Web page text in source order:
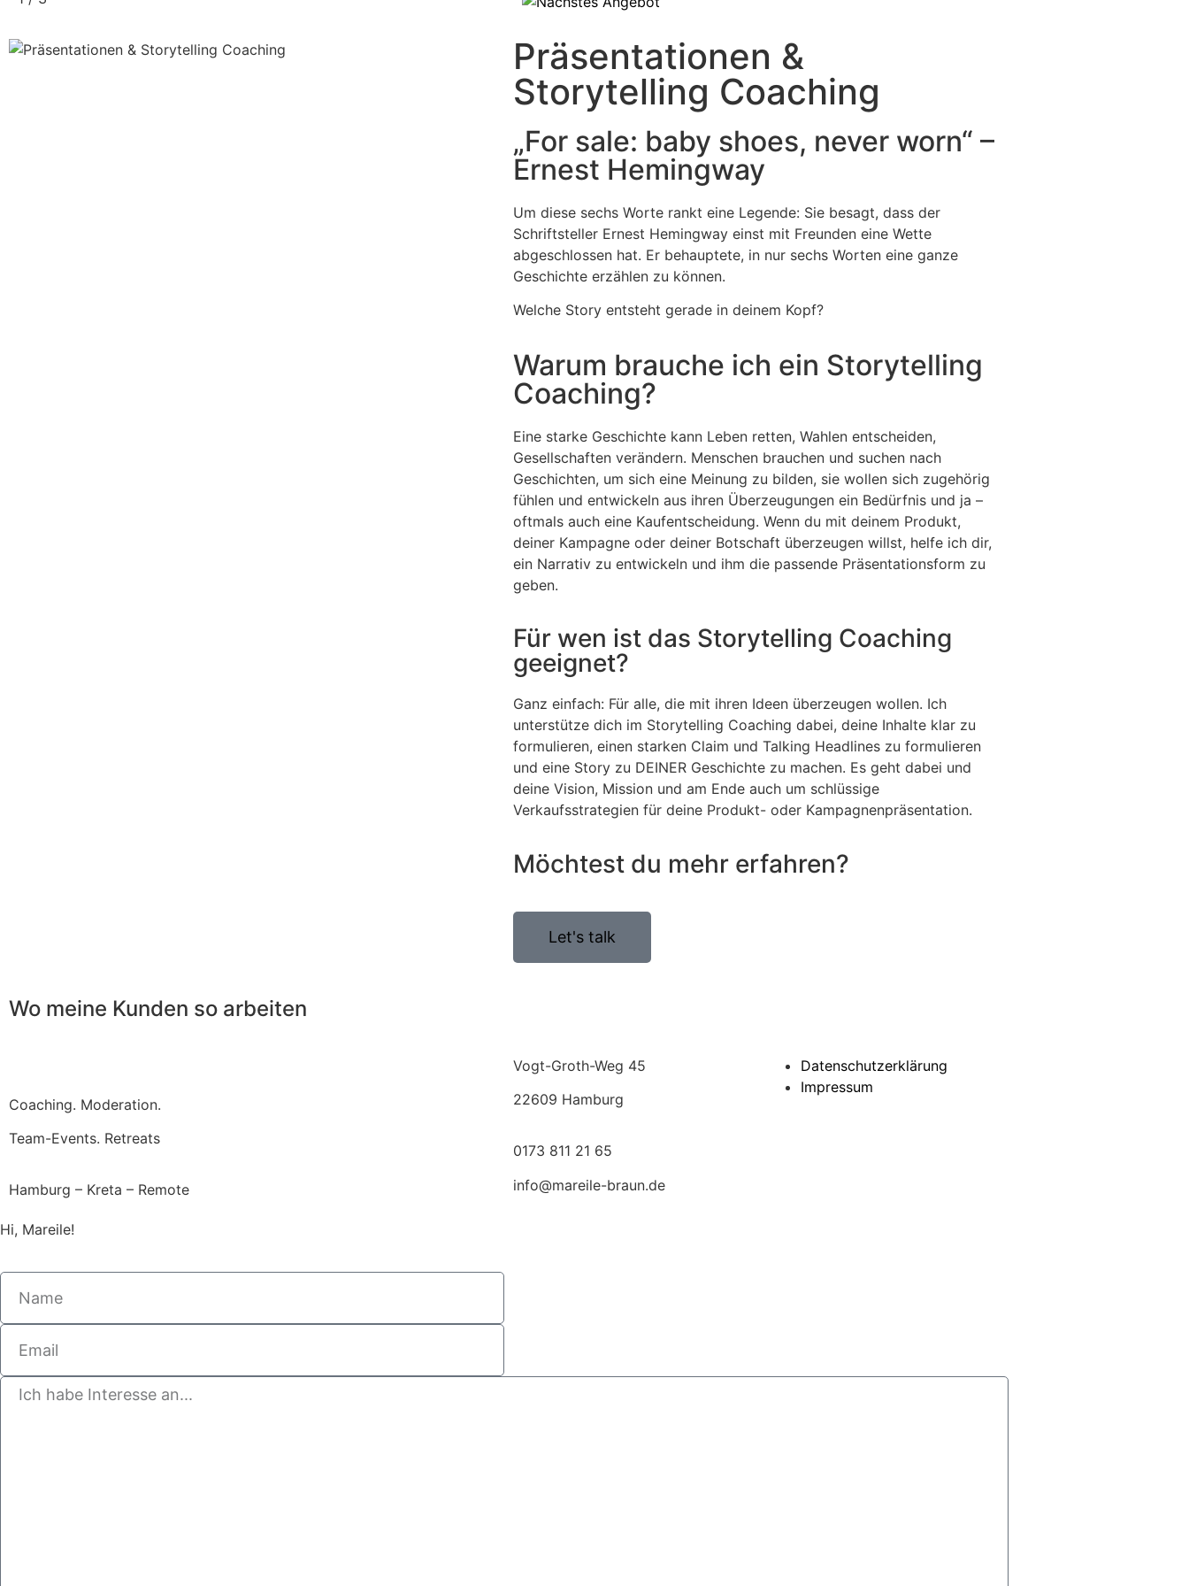
Präsentationen &
Storytelling Coaching
„For sale: baby shoes, never worn“ –
Ernest Hemingway
Um diese sechs Worte rankt eine Legende: Sie besagt, dass der
Schriftsteller Ernest Hemingway einst mit Freunden eine Wette
abgeschlossen hat. Er behauptete, in nur sechs Worten eine ganze
Geschichte erzählen zu können.
Welche Story entsteht gerade in deinem Kopf?
Warum brauche ich ein Storytelling
Coaching?
Eine starke Geschichte kann Leben retten, Wahlen entscheiden,
Gesellschaften verändern. Menschen brauchen und suchen nach
Geschichten, um sich eine Meinung zu bilden, sie wollen sich zugehörig
fühlen und entwickeln aus ihren Überzeugungen ein Bedürfnis und ja –
oftmals auch eine Kaufentscheidung. Wenn du mit deinem Produkt,
deiner Kampagne oder deiner Botschaft überzeugen willst, helfe ich dir,
ein Narrativ zu entwickeln und ihm die passende Präsentationsform zu
geben.
Für wen ist das Storytelling Coaching
geeignet?
Ganz einfach: Für alle, die mit ihren Ideen überzeugen wollen. Ich
unterstütze dich im Storytelling Coaching dabei, deine Inhalte klar zu
formulieren, einen starken Claim und Talking Headlines zu formulieren
und eine Story zu DEINER Geschichte zu machen. Es geht dabei und
deine Vision, Mission und am Ende auch um schlüssige
Verkaufsstrategien für deine Produkt- oder Kampagnenpräsentation.
Möchtest du mehr erfahren?
Let's talk
Wo meine Kunden so arbeiten
Coaching. Moderation.
Team-Events. Retreats
Hamburg – Kreta – Remote
Vogt-Groth-Weg 45
22609 Hamburg
0173 811 21 65
info@mareile-braun.de
Datenschutzerklärung
Impressum
Hi, Mareile!